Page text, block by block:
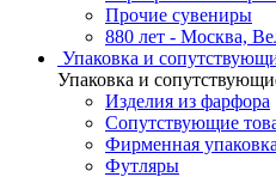
Прочие сувениры
880 лет - Москва,
Упаковка и
Упаковка и
Изделия из фарфора
Сопутствующие
Фирменная упаковка
Футляры